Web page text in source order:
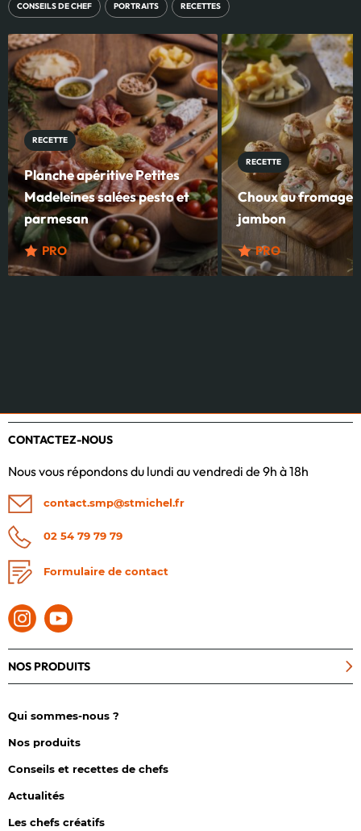
CONSEILS DE CHEF PORTRAITS RECETTES
RECETTE
Planche apéritive Petites
Madeleines salées pesto et
parmesan
PRO
RECETTE
Choux au fromage
jambon
PRO
CONTACTEZ-NOUS
Nous vous répondons du lundi au vendredi de 9h à 18h
contact.smp@stmichel.fr
02 54 79 79 79
Formulaire de contact
NOS PRODUITS
Qui sommes-nous ?
Nos produits
Conseils et recettes de chefs
Actualités
Les chefs créatifs